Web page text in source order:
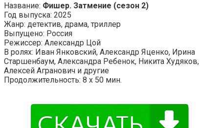
Название: Фишер. Затмение (сезон 2)
Год выпуска: 2025
Жанр: детектив, драма, триллер
Выпущено: Россия
Режиссер: Александр Цой
В ролях: Иван Янковский, Александр Яценко, Ирина
Старшенбаум, Александра Ребенок, Никита Худяков,
Алексей Агранович и другие
Продолжительность: 8 х 50 мин.